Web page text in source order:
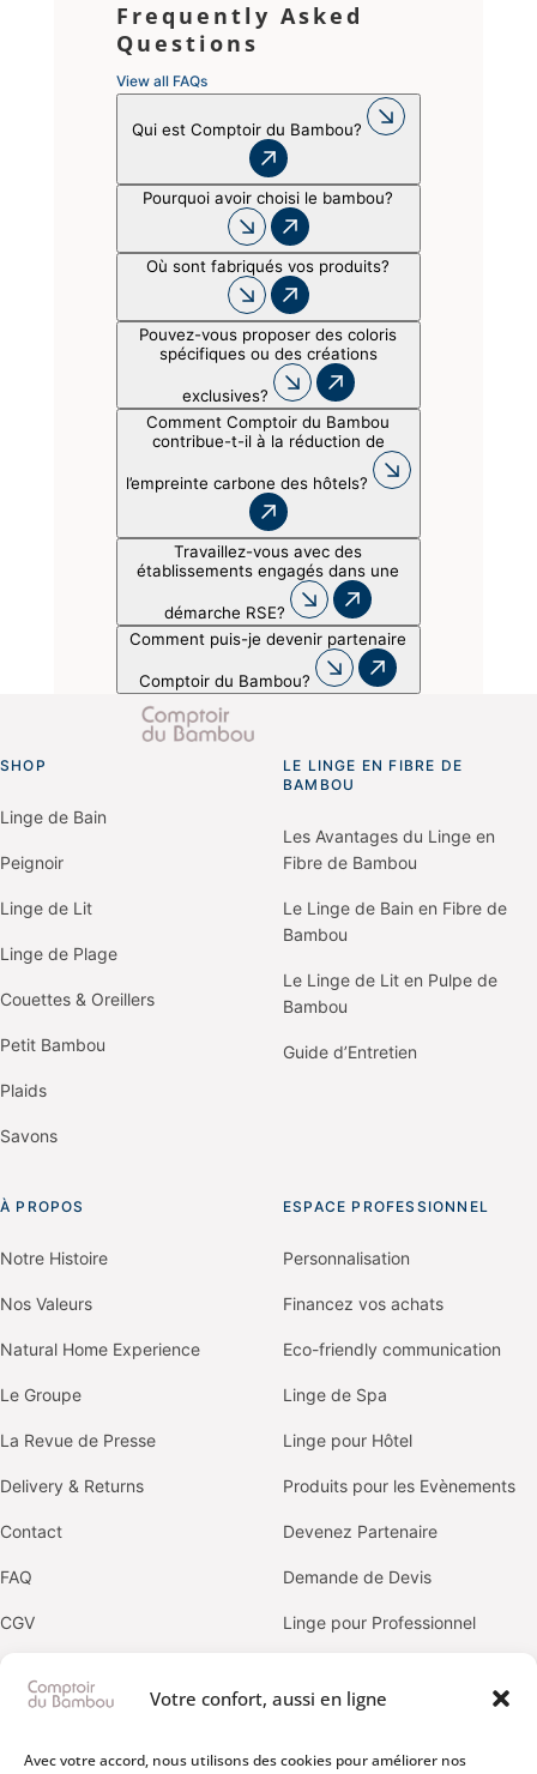
Votre confort, aussi en ligne
Avec votre accord, nous utilisons des cookies pour améliorer nos
Frequently Asked
Questions
View all FAQs
Qui est Comptoir du Bambou?
Pourquoi avoir choisi le bambou?
Où sont fabriqués vos produits?
Pouvez-vous proposer des coloris
spécifiques ou des créations
exclusives?
Comment Comptoir du Bambou
contribue-t-il à la réduction de
l’empreinte carbone des hôtels?
Travaillez-vous avec des
établissements engagés dans une
démarche RSE?
Comment puis-je devenir partenaire
Comptoir du Bambou?
SHOP
Linge de Bain
Peignoir
Linge de Lit
Linge de Plage
Couettes & Oreillers
Petit Bambou
Plaids
Savons
LE LINGE EN FIBRE DE
BAMBOU
Les Avantages du Linge en
Fibre de Bambou
Le Linge de Bain en Fibre de
Bambou
Le Linge de Lit en Pulpe de
Bambou
Guide d’Entretien
À PROPOS
Notre Histoire
Nos Valeurs
Natural Home Experience
Le Groupe
La Revue de Presse
Delivery & Returns
Contact
FAQ
CGV
Politique de confidentialité
ESPACE PROFESSIONNEL
Personnalisation
Financez vos achats
Eco-friendly communication
Linge de Spa
Linge pour Hôtel
Produits pour les Evènements
Devenez Partenaire
Demande de Devis
Linge pour Professionnel
OUR BRANDS